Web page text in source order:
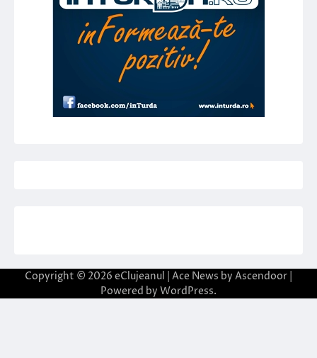
Copyright © 2026 eClujeanul | Ace News by Ascendoor
Powered by WordPress.